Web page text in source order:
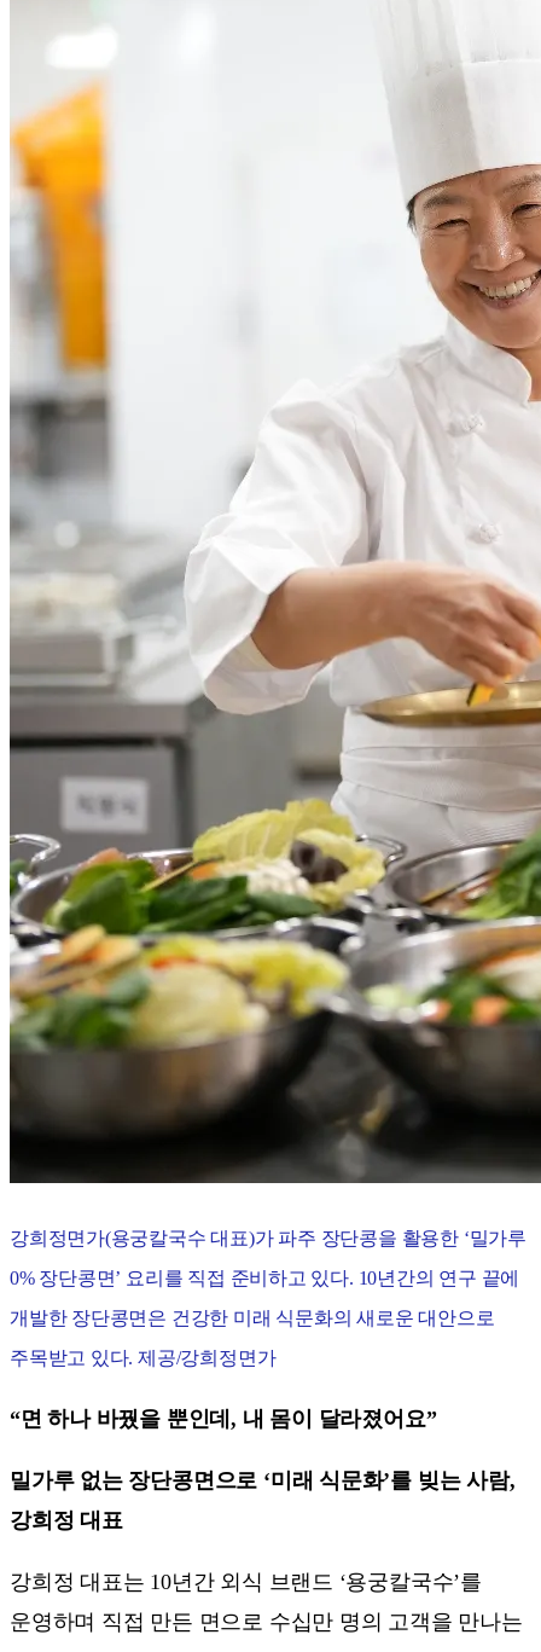
강희정면가(용궁칼국수 대표)가 파주 장단콩을 활용한 ‘밀가루
0% 장단콩면’ 요리를 직접 준비하고 있다. 10년간의 연구 끝에
개발한 장단콩면은 건강한 미래 식문화의 새로운 대안으로
주목받고 있다. 제공/강희정면가
“면 하나 바꿨을 뿐인데, 내 몸이 달라졌어요”
밀가루 없는 장단콩면으로 ‘미래 식문화’를 빚는 사람,
강희정 대표
강희정 대표는 10년간 외식 브랜드 ‘용궁칼국수’를
운영하며 직접 만든 면으로 수십만 명의 고객을 만나는